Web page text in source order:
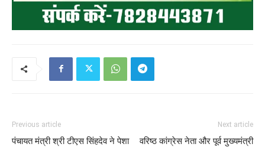
Previous article
पंचायत मंत्री श्री टीएस सिंहदेव ने पेशा
Next article
वरिष्ठ कांग्रेस नेता और पूर्व मुख्यमंत्री